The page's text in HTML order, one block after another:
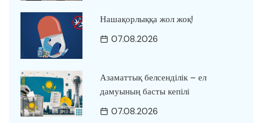
Нашақорлыққа жол жоқ!
07.08.2026
Азаматтық белсенділік – ел
дамуының басты кепілі
07.08.2026